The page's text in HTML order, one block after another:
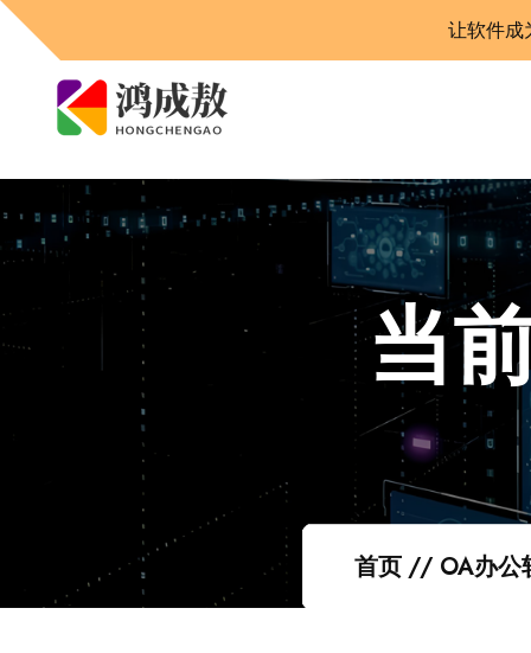
让软件成
当
首页 // OA办公